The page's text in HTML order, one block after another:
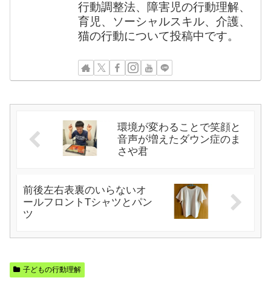
行動調整法、障害児の行動理解、
育児、ソーシャルスキル、介護、
猫の行動について投稿中です。
環境が変わることで笑顔と
音声が増えたダウン症のま
さや君
前後左右表裏のいらないオ
ールフロントTシャツとパン
ツ
子どもの行動理解